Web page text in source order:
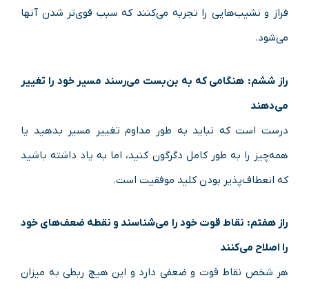
فراز و نشیب‌هایی را تجربه می‌کنند که سبب قوی‌تر شدن آنها
می‌شود.
راز ششم: هنگامی که به بن‌بست می‌رسند مسیر خود را تغییر
می‌دهند
درست است که نباید به طور مداوم تغییر مسیر بدهید یا
همه‌چیز را به طور کامل دگرگون کنید، اما به یاد داشته باشید
که انعطاف‌پذیر بودن کلید موفقیت است.
راز هفتم: نقاط قوت خود را می‌شناسند و نقطه ضعف‌های خود
را اصلاح می‌کنند
هر شخص نقاط قوت و ضعفی دارد و این هیچ ربطی به میزان